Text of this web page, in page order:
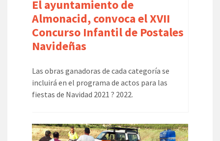
El ayuntamiento de
Almonacid, convoca el XVII
Concurso Infantil de Postales
Navideñas
Las obras ganadoras de cada categoría se
incluirá en el programa de actos para las
fiestas de Navidad 2021 ? 2022.